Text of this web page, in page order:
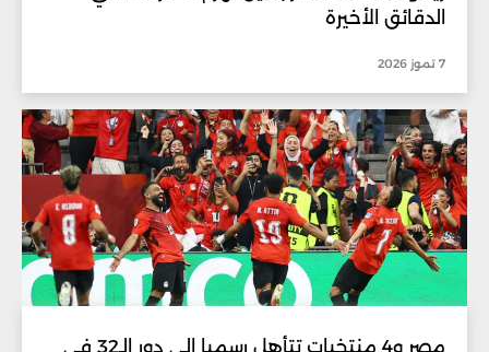
الدقائق الأخيرة
7 تموز 2026
مصر و4 منتخبات تتأهل رسميا إلى دور الـ32 في